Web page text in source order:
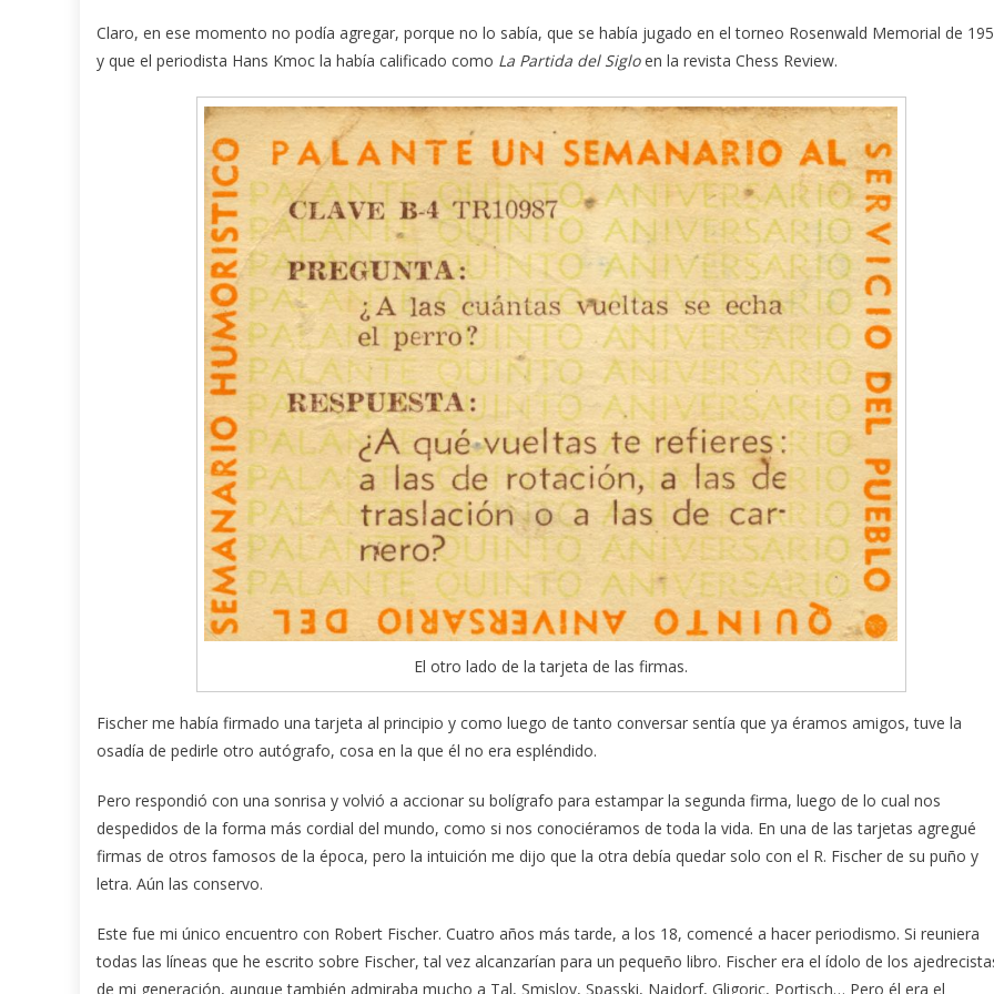
Claro, en ese momento no podía agregar, porque no lo sabía, que se había jugado en el torneo Rosenwald Memorial de
y que el periodista Hans Kmoc la había calificado como La Partida del Sigloen la revista Chess Review.
El otro lado de la tarjeta de las firmas.
Fischer me había firmado una tarjeta al principio y como luego de tanto conversar sentía que ya éramos amigos, tuve la
osadía de pedirle otro autógrafo, cosa en la que él no era espléndido.
Pero respondió con una sonrisa y volvió a accionar su bolígrafo para estampar la segunda firma, luego de lo cual nos
despedidos de la forma más cordial del mundo, como si nos conociéramos de toda la vida. En una de las tarjetas agregué
firmas de otros famosos de la época, pero la intuición me dijo que la otra debía quedar solo con el R. Fischer de su puño y
letra. Aún las conservo.
Este fue mi único encuentro con Robert Fischer. Cuatro años más tarde, a los 18, comencé a hacer periodismo. Si reuniera
todas las líneas que he escrito sobre Fischer, tal vez alcanzarían para un pequeño libro. Fischer era el ídolo de los
de mi generación, aunque también admiraba mucho a Tal, Smislov, Spasski, Najdorf, Gligoric, Portisch… Pero él era el